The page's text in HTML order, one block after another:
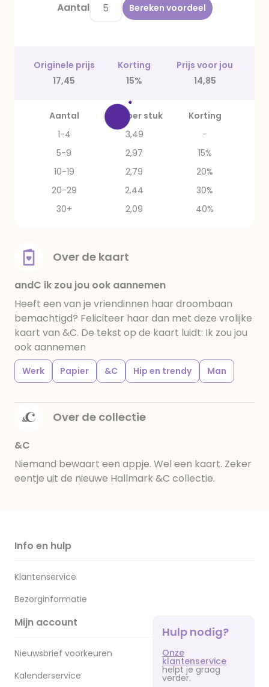
Aantal Bereken voordeel
Originele prijs Korting
Prijs voor jou
17,45
15% 14,85
Aantal Prijs per stuk
Korting
1-4
3,49
-
5-9
2,97
15%
10-19
2,79
20%
20-29
2,44
30%
30+
2,09 40%
Over de kaart
andC ik zou jou ook aannemen
Heeft een van je vriendinnen haar droombaan
bemachtigd? Feliciteer haar dan met deze vrolijke
kaart van &C. De tekst op de kaart luidt: Ik zou jou
ook aannemen
Werk Papier &C Hip en trendy Man
Over de collectie
&C
Niemand bewaart een appje. Wel een kaart. Zeker
eentje uit de nieuwe Hallmark &C collectie.
Info en hulp
Klantenservice
Bezorginformatie
Mijn account
Nieuwsbrief voorkeuren
Kalenderservice
Hulp nodig?
Onze
klantenservice
helpt je graag
verder.